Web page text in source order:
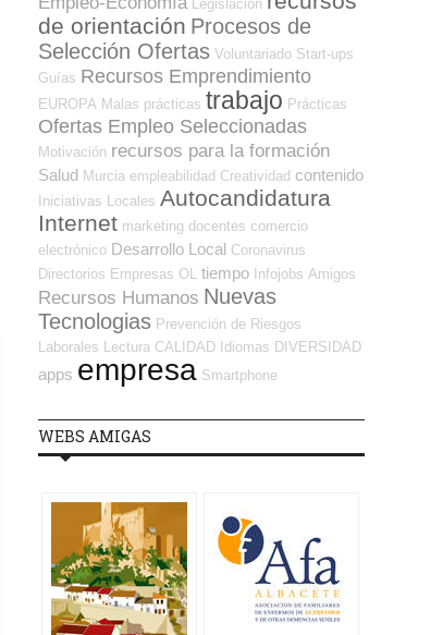
Legislación
de orientación Procesos de
Selección Ofertas Voluntariado Start-ups
Guías Recursos Emprendimiento
EUROPA Malas prácticas trabajo Prácticas
Ofertas Empleo Seleccionadas
Motivación recursos para la formación
Salud Murcia empleabilidad Creatividad contenido
Iniciativas Locales Autocandidatura
Internet marketing docentes comercio
electrónico Desarrollo Local Coronavirus
Directorios Empresas OL
tiempo Infojobs Amigos
Recursos Humanos Nuevas
Tecnologias Prevención de Riesgos
Laborales
Lectura CALIDAD Idiomas DIVERSIDAD
apps empresa Smartphone
WEBS AMIGAS